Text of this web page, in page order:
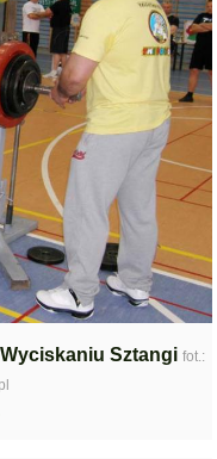
Sztangi fot.: